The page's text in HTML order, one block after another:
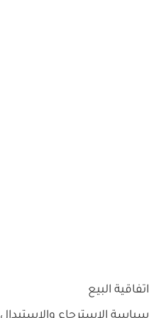
اتفاقية البيع